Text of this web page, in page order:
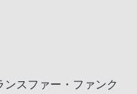
スファー・ファンク